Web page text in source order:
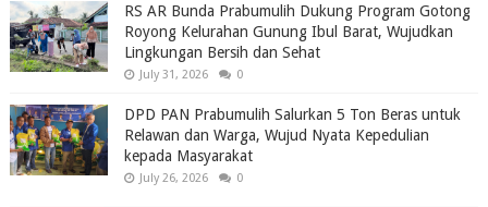
RS AR Bunda Prabumulih Dukung Program Gotong
Royong Kelurahan Gunung Ibul Barat, Wujudkan
Lingkungan Bersih dan Sehat
July 31, 2026 0
DPD PAN Prabumulih Salurkan 5 Ton Beras untuk
Relawan dan Warga, Wujud Nyata Kepedulian
kepada Masyarakat
July 26, 2026 0